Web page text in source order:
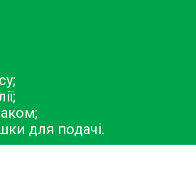
для подачі.